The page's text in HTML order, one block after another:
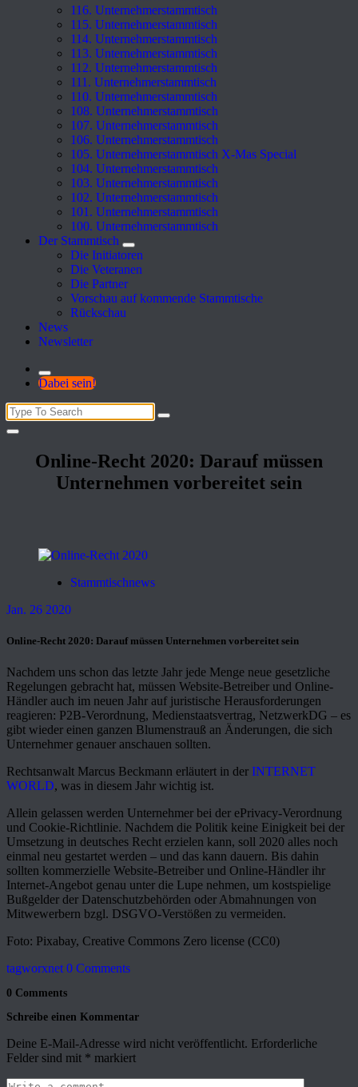
116. Unternehmerstammtisch
115. Unternehmerstammtisch
114. Unternehmerstammtisch
113. Unternehmerstammtisch
112. Unternehmerstammtisch
111. Unternehmerstammtisch
110. Unternehmerstammtisch
108. Unternehmerstammtisch
107. Unternehmerstammtisch
106. Unternehmerstammtisch
105. Unternehmerstammtisch X-Mas Special
104. Unternehmerstammtisch
103. Unternehmerstammtisch
102. Unternehmerstammtisch
101. Unternehmerstammtisch
100. Unternehmerstammtisch
Der Stammtisch
Die Initiatoren
Die Veteranen
Die Partner
Vorschau auf kommende Stammtische
Rückschau
News
Newsletter
Dabei sein!
Search
for:
Online-Recht 2020: Darauf müssen
Unternehmen vorbereitet sein
Stammtischnews
Jan. 26 2020
Online-Recht 2020: Darauf müssen Unternehmen vorbereitet sein
Nachdem uns schon das letzte Jahr jede Menge neue gesetzliche
Regelungen gebracht hat, müssen Website-Betreiber und Online-
Händler auch im neuen Jahr auf juristische Herausforderungen
reagieren: P2B-Verordnung, Medienstaatsvertrag, NetzwerkDG – es
gibt wieder einen ganzen Blumenstrauß an Änderungen, die sich
Unternehmer genauer anschauen sollten.
Rechtsanwalt Marcus Beckmann erläutert in der INTERNET
WORLD, was in diesem Jahr wichtig ist.
Allein gelassen werden Unternehmer bei der ePrivacy-Verordnung
und Cookie-Richtlinie. Nachdem die Politik keine Einigkeit bei der
Umsetzung in deutsches Recht erzielen kann, soll 2020 alles noch
einmal neu gestartet werden – und das kann dauern. Bis dahin
sollten kommerzielle Website-Betreiber und Online-Händler ihr
Internet-Angebot genau unter die Lupe nehmen, um kostspielige
Bußgelder der Datenschutzbehörden oder Abmahnungen von
Mitwewerbern bzgl. DSGVO-Verstößen zu vermeiden.
Foto: Pixabay, Creative Commons Zero license (CC0)
tagworxnet 0 Comments
0 Comments
Schreibe einen Kommentar
Deine E-Mail-Adresse wird nicht veröffentlicht. Erforderliche
Felder sind mit * markiert